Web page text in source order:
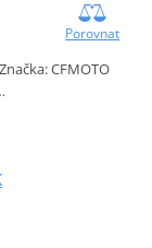
Porovnat
CFMOTO